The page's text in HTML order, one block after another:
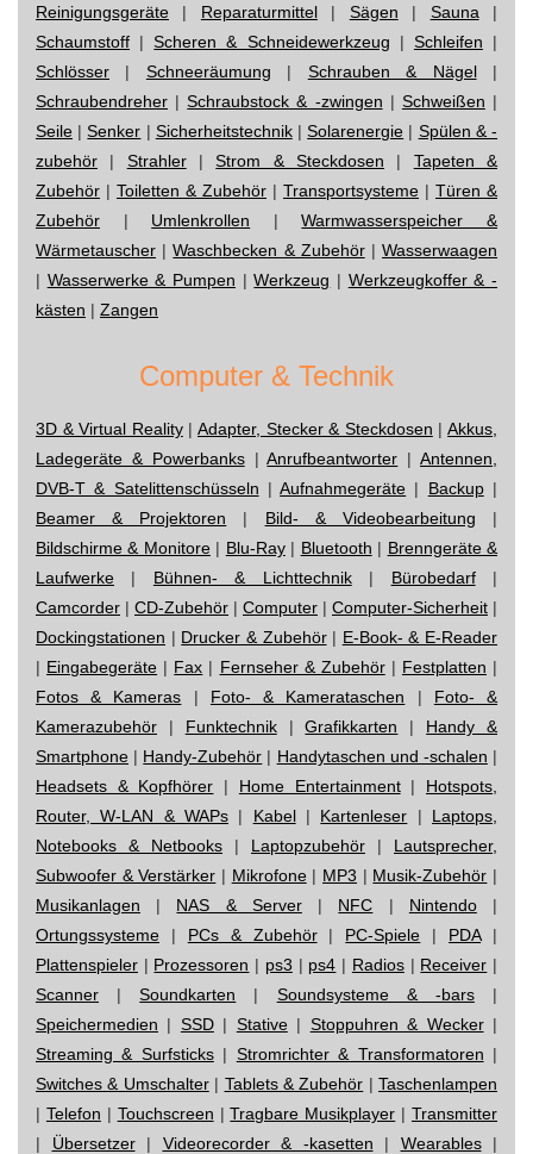
Reinigungsgeräte | Reparaturmittel| Sägen | Sauna |
Schaumstoff |Scheren & Schneidewerkzeug | Schleifen |
Schlösser | Schneeräumung | Schrauben & Nägel|
Schraubendreher |Schraubstock & -zwingen | Schweißen |
Seile |Senker | Sicherheitstechnik|Solarenergie | Spülen & -
zubehör | Strahler|Strom & Steckdosen | Tapeten &
Zubehör | Toiletten & Zubehör | Transportsysteme | Türen &
Zubehör | Umlenkrollen |Warmwasserspeicher &
Wärmetauscher |Waschbecken & Zubehör|Wasserwaagen
| Wasserwerke & Pumpen |Werkzeug | Werkzeugkoffer & -
kästen | Zangen
Computer & Technik
3D & Virtual Reality|Adapter, Stecker & Steckdosen |Akkus,
Ladegeräte & Powerbanks|Anrufbeantworter |Antennen,
DVB-T & Satelittenschüsseln |Aufnahmegeräte | Backup|
Beamer & Projektoren | Bild- & Videobearbeitung |
Bildschirme & Monitore| Blu-Ray| Bluetooth | Brenngeräte &
Laufwerke | Bühnen- & Lichttechnik| Bürobedarf|
Camcorder | CD-Zubehör | Computer | Computer-Sicherheit |
Dockingstationen | Drucker & Zubehör| E-Book- & E-Reader
| Eingabegeräte | Fax | Fernseher & Zubehör| Festplatten |
Fotos & Kameras | Foto- & Kamerataschen | Foto- &
Kamerazubehör | Funktechnik|Grafikkarten | Handy &
Smartphone | Handy-Zubehör | Handytaschen und -schalen |
Headsets & Kopfhörer | Home Entertainment| Hotspots,
Router, W-LAN & WAPs | Kabel| Kartenleser | Laptops,
Notebooks & Netbooks | Laptopzubehör | Lautsprecher,
Subwoofer & Verstärker | Mikrofone| MP3 | Musik-Zubehör |
Musikanlagen | NAS & Server| NFC | Nintendo|
Ortungssysteme | PCs & Zubehör| PC-Spiele | PDA|
Plattenspieler | Prozessoren | ps3 | ps4 | Radios| Receiver |
Scanner |Soundkarten | Soundsysteme & -bars|
Speichermedien | SSD| Stative| Stoppuhren & Wecker|
Streaming & Surfsticks| Stromrichter & Transformatoren |
Switches & Umschalter| Tablets & Zubehör | Taschenlampen
| Telefon | Touchscreen |Tragbare Musikplayer | Transmitter
| Übersetzer| Videorecorder & -kasetten | Wearables|